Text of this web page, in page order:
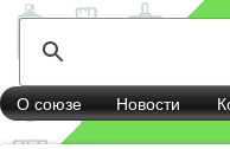
О союзе Новости